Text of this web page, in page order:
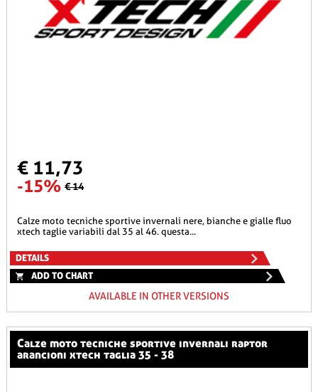
€ 11,73
-15% € 14
calze moto tecniche sportive invernali nere, bianche e gialle fluo
xtech taglie variabili dal 35 al 46. questa...
DETAILS
ADD TO CHART
AVAILABLE IN OTHER VERSIONS
calze moto tecniche sportive invernali raptor
arancioni xtech taglia 35 - 38